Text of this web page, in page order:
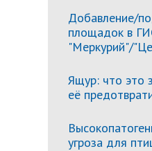
Добавление/
площадок в
"Меркурий"/
Ящур: что это
её
угроза для